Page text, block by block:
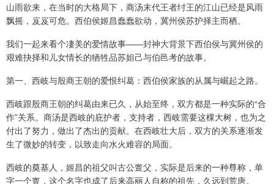
山雨欲来，在当时的大格局下，商汤末代王者纣王的江山已经是风雨
飘摇，岌岌可危。西伯侯姬昌蠢蠢欲动，冀州侯苏护择主而栖。
我们一起来看个凄美的爱情故事——封神大背景下西伯侯与冀州侯的
艰难抉择和儿女情长的牺牲品苏妲己与伯邑考的故事。
第一、西岐与殷商王朝的爱恨纠葛：西伯侯家族的从属与崛起之路。
西岐跟殷商王朝的纠葛由来已久，从始至终，双方都是一种实际的“合
作”关系。商汤是西岐的庇护者，支持者，西岐需要这棵大树，也为之
付出了努力，做出了杰出的贡献。在西岐壮大后，双方的关系逐渐发
生了微妙的转变，以致走向水火难容的局面。
西岐的奠基人，姬昌的祖父叫古公亶父，实际是后来的一种尊称，单
字一个亶，这个名字也成了后来高丽人自称的祖先，久远到荒唐。